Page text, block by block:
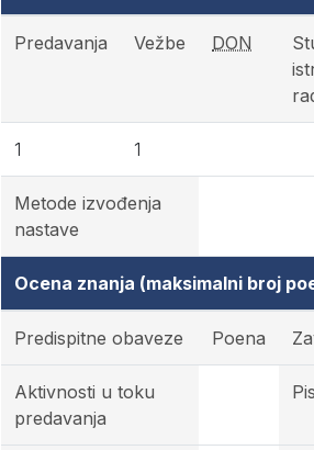
Predavanja Vežbe DON
1 1
Metode izvođenja
nastave
Ocena znanja (maksimalni broj
Predispitne obaveze Poena
Aktivnosti u toku
predavanja